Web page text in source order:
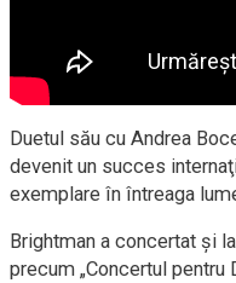
Duetul său cu Andrea
devenit un succes
exemplare în întreaga
Brightman a concertat şi
precum „Concertul pentru